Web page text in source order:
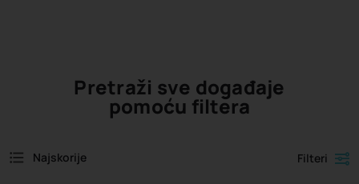
Pretraži sve događaje
pomoću filtera
Najskorije Filteri